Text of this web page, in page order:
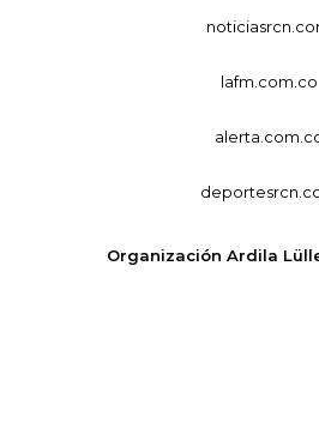
lafm.com.co
Organización Ardila